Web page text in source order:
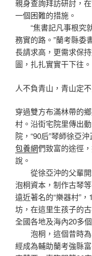
親身查詢拜訪研討，
一個困難的措施。
“焦書記凡事根究
務實的路。”蘭考縣委
長請求高，更需求保
圖，扎扎實實干下往。
人不負青山，青山定
穿過雙方布滿林帶的
村。沿街宅院里傳出
院，“90后”琴師徐亞
包養網們致富的途徑
說。
從徐亞沖的父輩開
泡桐資本，制作古琴
遠近著名的“樂器村”
坊，在這里生孩子的
全國各地及海內20多
泡桐，這個昔時為
經成為輔助蘭考強縣